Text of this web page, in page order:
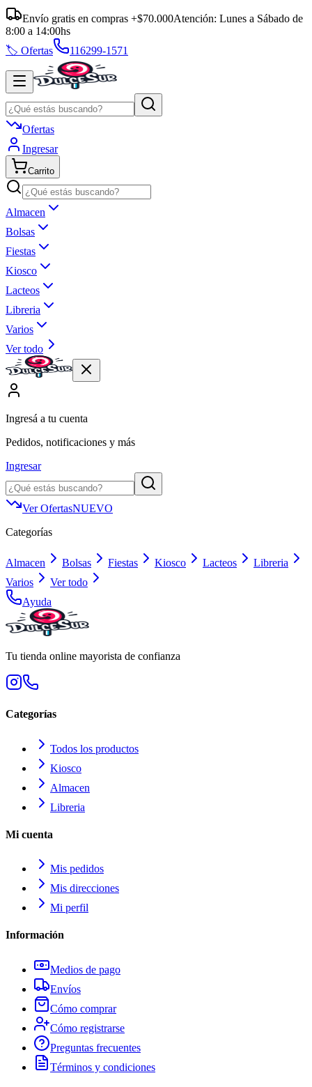
Envío gratis en compras +$70.000Atención: Lunes a Sábado de
8:00 a 14:00hs
🏷️ Ofertas
116299-1571
Ofertas
Ingresar
Carrito
Almacen
Bolsas
Fiestas
Kiosco
Lacteos
Libreria
Varios
Ver todo
Ingresá a tu cuenta
Pedidos, notificaciones y más
Ingresar
Ver OfertasNUEVO
Categorías
Almacen Bolsas Fiestas Kiosco Lacteos
Libreria
Varios
Ver todo
Ayuda
Tu tienda online mayorista de confianza
Categorías
Todos los productos
Kiosco
Almacen
Libreria
Mi cuenta
Mis pedidos
Mis direcciones
Mi perfil
Información
Medios de pago
Envíos
Cómo comprar
Cómo registrarse
Preguntas frecuentes
Términos y condiciones